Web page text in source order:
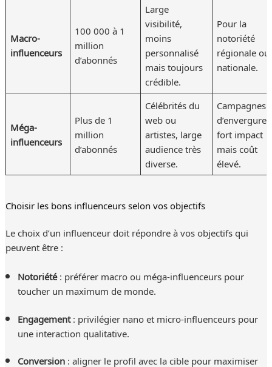
Macro-
influenceurs
100 000 à 1
million
d’abonnés
Large
visibilité,
moins
personnalisé
mais toujours
crédible.
Pour la
notoriété
régionale ou
nationale.
Méga-
influenceurs
Plus de 1
million
d’abonnés
Célébrités du
web ou
artistes, large
audience très
diverse.
Campagnes
d’envergure,
fort impact
mais coût
élevé.
Choisir les bons influenceurs selon vos objectifs
Le choix d’un influenceur doit répondre à vos objectifs qui
peuvent être :
Notoriété: préférer macro ou méga-influenceurs pour
toucher un maximum de monde.
Engagement: privilégier nano et micro-influenceurs pour
une interaction qualitative.
Conversion: aligner le profil avec la cible pour maximiser